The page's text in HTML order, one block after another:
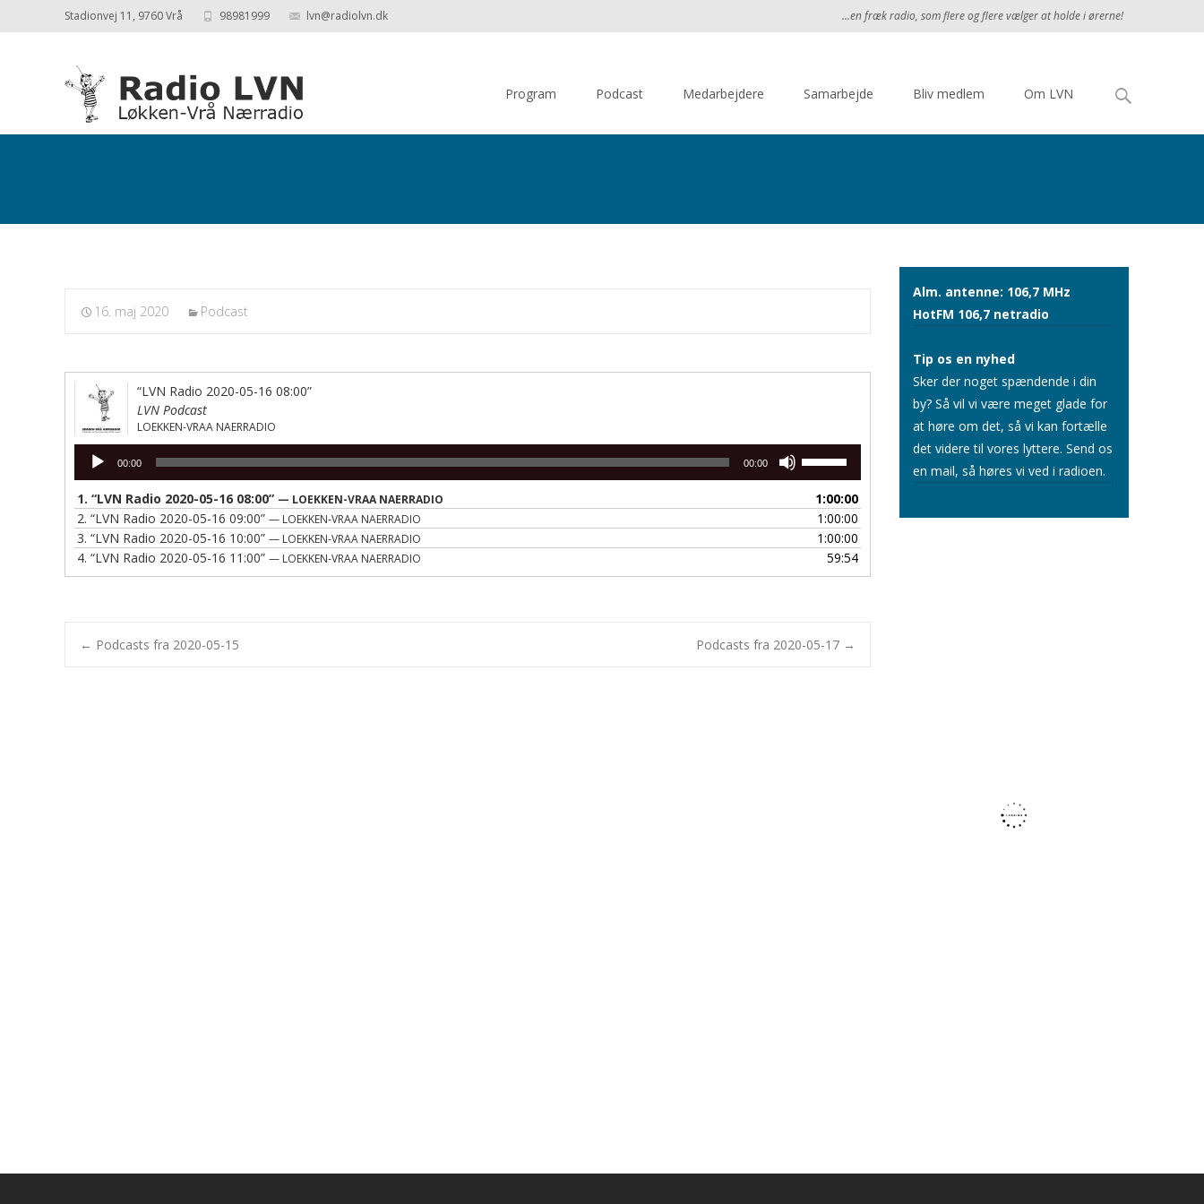
Stadionvej 11, 9760 Vrå 98981999 lvn@radiolvn.dk ...en fræk radio, som flere og flere vælger at holde i ørerne!
Program Podcast Medarbejdere Samarbejde Bliv medlem Om LVN
Søg
efter:
16. maj 2020 Podcast
“LVN Radio 2020-05-16 08:00”
LVN Podcast
LOEKKEN-VRAA NAERRADIO
Lydafspiller
00:00 00:00
for
at
skrue
for
lyden.
1. “LVN Radio 2020-05-16 08:00” — LOEKKEN-VRAA NAERRADIO
1:00:00
2. “LVN Radio 2020-05-16 09:00” — LOEKKEN-VRAA NAERRADIO
1:00:00
3. “LVN Radio 2020-05-16 10:00” — LOEKKEN-VRAA NAERRADIO
1:00:00
4. “LVN Radio 2020-05-16 11:00” — LOEKKEN-VRAA NAERRADIO 59:54
Post
← Podcasts fra 2020-05-15 Podcasts fra 2020-05-17 →
Alm. antenne: 106,7 MHz
HotFM 106,7 netradio
Tip os en nyhed
Sker der noget spændende i din
by? Så vil vi være meget glade for
at høre om det, så vi kan fortælle
det videre til vores lyttere. Send os
en mail, så høres vi ved i radioen.